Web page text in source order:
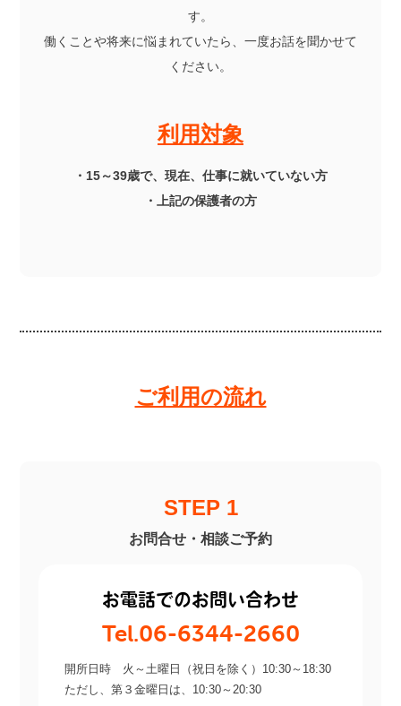
す。
働くことや将来に悩まれていたら、一度お話を聞かせて
ください。
利用対象
・15～39歳で、現在、仕事に就いていない方
・上記の保護者の方
ご利用の流れ
STEP 1
お問合せ・相談ご予約
お電話でのお問い合わせ
Tel.06-6344-2660
開所日時 火～土曜日（祝日を除く）10:30～18:30
ただし、第３金曜日は、10:30～20:30